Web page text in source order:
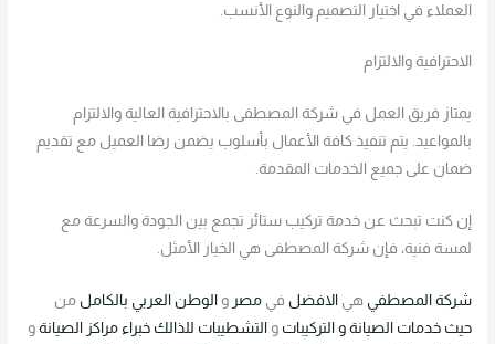
العملاء في اختيار التصميم والنوع الأنسب.
الاحترافية والالتزام
يمتاز فريق العمل في شركة المصطفى بالاحترافية العالية والالتزام
بالمواعيد. يتم تنفيذ كافة الأعمال بأسلوب يضمن رضا العميل مع تقديم
ضمان على جميع الخدمات المقدمة.
إن كنت تبحث عن خدمة تركيب ستائر تجمع بين الجودة والسرعة مع
لمسة فنية، فإن شركة المصطفى هي الخيار الأمثل.
شركة المصطفي هي الافضل فيمصر و الوطن العربي بالكاملمن
حيث خدمات الصيانة و التركيبات و التشطيبات للذالكخبراءمراكز الصيانة و